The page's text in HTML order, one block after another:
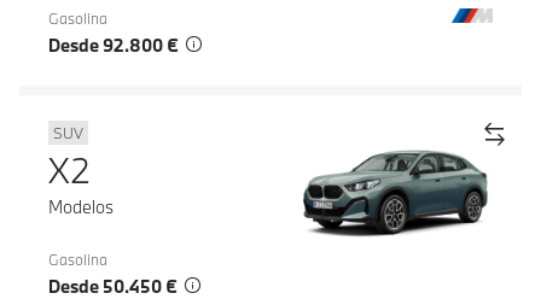
Gasolina
Desde 92.800 €
SUV
X2
Modelos
Gasolina
Desde 50.450 €